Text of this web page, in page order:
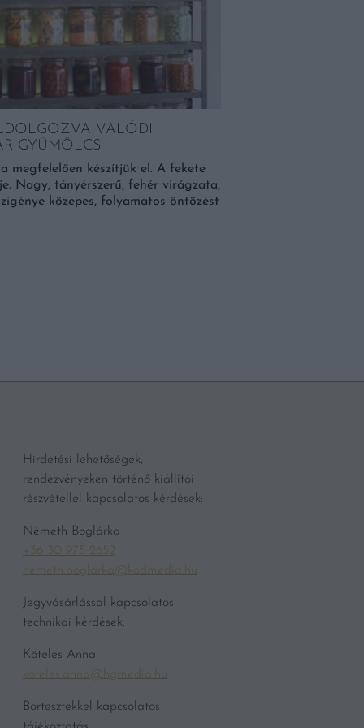
VALÓDI
GYÜMÖLCS
megfelelően készítjük el. A fekete
Nagy, tányérszerű, fehér virágzata,
közepes, folyamatos öntözést
Hirdetési lehetőségek,
rendezvényeken történő kiállítói
részvétellel kapcsolatos kérdések:
Németh Boglárka
+36 30 975 2652
nemeth.boglarka@kodmedia.hu
Jegyvásárlással kapcsolatos
technikai kérdések:
Köteles Anna
koteles.anna@hgmedia.hu
Bortesztekkel kapcsolatos